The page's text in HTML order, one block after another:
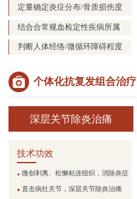
定量确定炎症分布/骨质损伤度
结合合常规血检定性疾病所属
判断人体经络/微循环障碍程度
个体化抗复发组合治疗
深层关节除炎治痛
技术功效
微创剥离、松懈粘连组织，消除炎症
直击病灶关节，深层关节除炎治痛